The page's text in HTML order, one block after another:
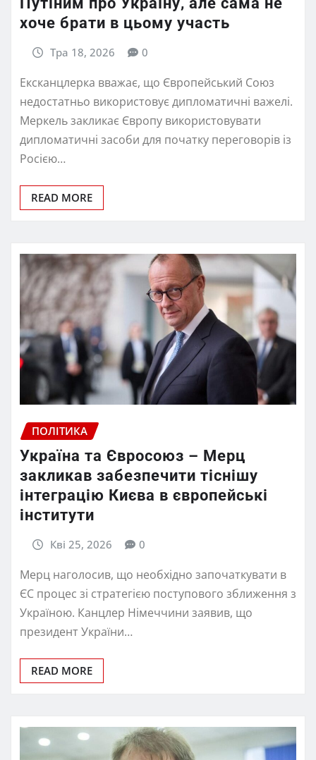
хоче брати в цьому участь
Тра 18, 2026 0
Ексканцлерка вважає, що Європейський Союз
недостатньо використовує дипломатичні важелі.
Меркель закликає Європу використовувати
дипломатичні засоби для початку переговорів із
Росією…
READ MORE
ПОЛІТИКА
Україна та Євросоюз – Мерц
закликав забезпечити тіснішу
інтеграцію Києва в європейські
інститути
Кві 25, 2026 0
Мерц наголосив, що необхідно започаткувати в
ЄС процес зі стратегією поступового зближення з
Україною. Канцлер Німеччини заявив, що
президент України…
READ MORE